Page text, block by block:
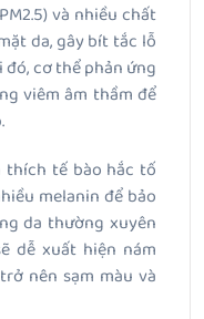
và nhiều chất
da, gây bít tắc lỗ
đó, cơ thể phản ứng
viêm âm thầm để
tế bào hắc tố
melanin để bảo
da thường xuyên
dễ xuất hiện nám
nên sạm màu và